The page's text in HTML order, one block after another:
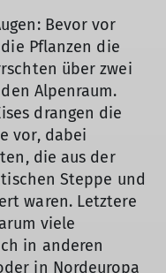
Bevor vor
die Pflanzen die
über zwei
Alpenraum.
drangen die
vor, dabei
die aus der
Steppe und
waren. Letztere
viele
in anderen
in Nordeuropa